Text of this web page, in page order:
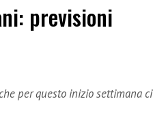
previsioni
per questo inizio settimana ci